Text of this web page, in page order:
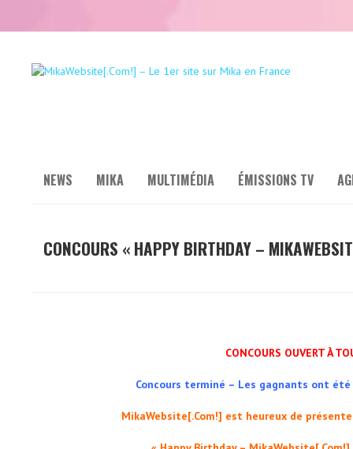
NEWS MIKA MULTIMÉDIA ÉMISSIONS TV
CONCOURS « HAPPY BIRTHDAY –
CONCOURS OUVERT À
Concours terminé – Les gagnants ont
MikaWebsite[.Com!] est heureux de